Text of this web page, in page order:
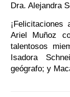
Dra. Alejandra
Ariel Muñoz
talentosos
Isadora
geógrafo; y